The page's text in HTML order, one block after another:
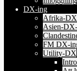
DX-ing
Afrika-
Asien-
FM DX-
Utility-DX